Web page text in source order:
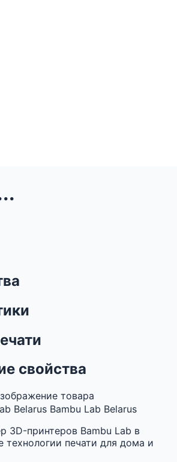
свойства
Bambu Lab Belarus
3D-принтеров Bambu Lab в
печати для дома и